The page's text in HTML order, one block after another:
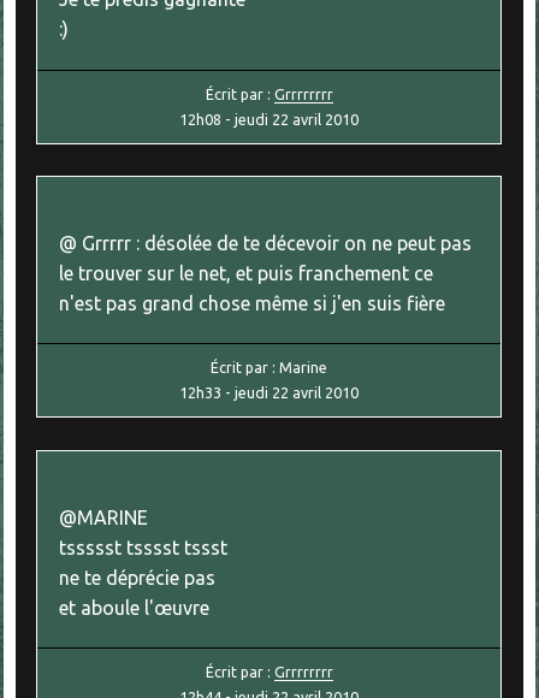
:)
Écrit par : Grrrrrrrr
12h08 -jeudi 22 avril 2010
@ Grrrrr : désolée de te décevoir on ne peut pas
le trouver sur le net, et puis franchement ce
n'est pas grand chose même si j'en suis fière
Écrit par :Marine
12h33 -jeudi 22 avril 2010
@MARINE
tssssst tsssst tssst
ne te déprécie pas
et aboule l'œuvre
Écrit par : Grrrrrrrr